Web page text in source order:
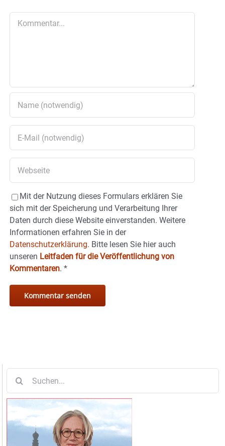
Mit der Nutzung dieses Formulars erklären Sie
sich mit der Speicherung und Verarbeitung Ihrer
Daten durch diese Website einverstanden. Weitere
Informationen erfahren Sie in der
Datenschutzerklärung. Bitte lesen Sie hier auch
unseren Leitfaden für die Veröffentlichung von
Kommentaren. *
nach: